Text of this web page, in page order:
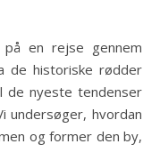
en rejse gennem
de historiske rødder
de nyeste tendenser
undersøger, hvordan
og former den by,